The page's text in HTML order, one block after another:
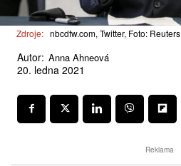
Zdroje: nbcdfw.com, Twitter, Foto: Reuters
Autor: Anna Ahneová
20. ledna 2021
Reklama